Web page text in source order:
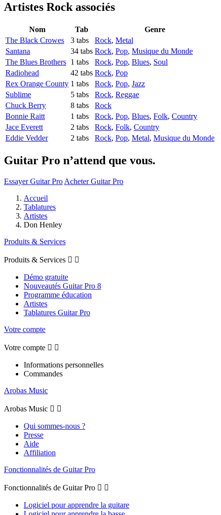
Artistes Rockassociés
Nom Tab
Genre
The Black Crowes
3 tabs Rock, Metal
Santana
34 tabs Rock, Pop, Musique du Monde
The Blues Brothers 1 tabs Rock, Pop, Blues, Soul
Radiohead
42 tabs Rock, Pop
Rex Orange County 1 tabs Rock, Pop, Jazz
Sublime
5 tabs Rock, Reggae
Chuck Berry
8 tabs
Rock
Bonnie Raitt
1 tabs Rock, Pop, Blues, Folk, Country
Jace Everett
2 tabs Rock, Folk, Country
Eddie Vedder
2 tabs Rock, Pop, Metal, Musique du Monde
Guitar Pro n’attend que vous.
Essayer Guitar Pro Acheter Guitar Pro
Accueil
Tablatures
Artistes
Don Henley
Produits & Services
Produits & Services  
Démo gratuite
Nouveautés Guitar Pro 8
Programme éducation
Artistes
Tablatures Guitar Pro
Votre compte
Votre compte  
Informations personnelles
Commandes
Arobas Music
Arobas Music  
Qui sommes-nous ?
Presse
Aide
Affiliation
Fonctionnalités de Guitar Pro
Fonctionnalités de Guitar Pro  
Logiciel pour apprendre la guitare